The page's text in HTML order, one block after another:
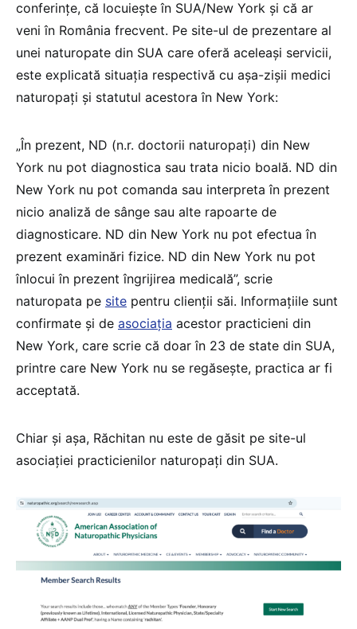
conferințe, că locuiește în SUA/New York și că ar
veni în România frecvent. Pe site-ul de prezentare al
unei naturopate din SUA care oferă aceleași servicii,
este explicată situația respectivă cu așa-zișii medici
naturopați și statutul acestora în New York:
„În prezent, ND (n.r. doctorii naturopați) din New
York nu pot diagnostica sau trata nicio boală. ND din
New York nu pot comanda sau interpreta în prezent
nicio analiză de sânge sau alte rapoarte de
diagnosticare. ND din New York nu pot efectua în
prezent examinări fizice. ND din New York nu pot
înlocui în prezent îngrijirea medicală”, scrie
naturopata pe site pentru clienții săi. Informațiile sunt
confirmate și de asociația acestor practicieni din
New York, care scrie că doar în 23 de state din SUA,
printre care New York nu se regăsește, practica ar fi
acceptată.
Chiar și așa, Răchitan nu este de găsit pe site-ul
asociației practicienilor naturopați din SUA.